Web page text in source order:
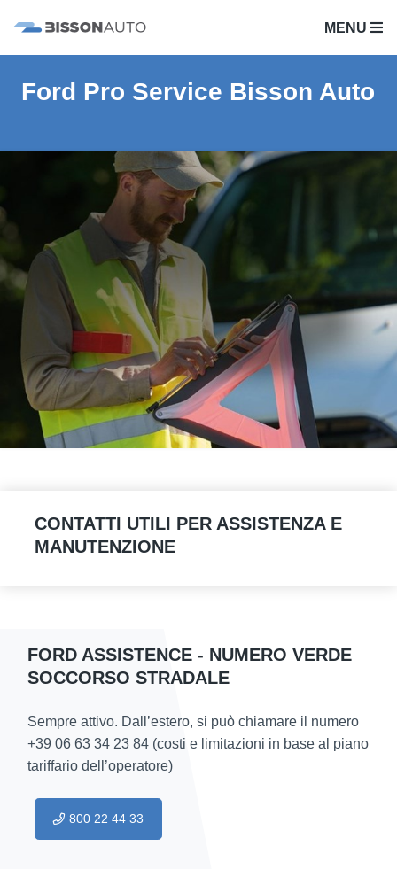
MENU
Ford Pro Service Bisson Auto
CONTATTI UTILI PER ASSISTENZA E
MANUTENZIONE
FORD ASSISTENCE - NUMERO VERDE
SOCCORSO STRADALE
Sempre attivo. Dall’estero, si può chiamare il numero
+39 06 63 34 23 84 (costi e limitazioni in base al piano
tariffario dell’operatore)
800 22 44 33